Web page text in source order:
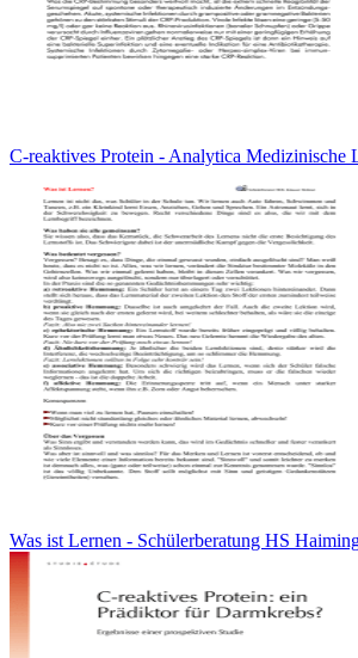
C-reaktives Protein - Analytica Medizinische
Was ist Lernen - Schülerberatung HS